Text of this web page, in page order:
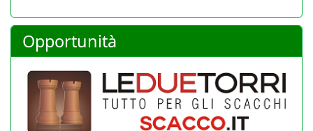
Opportunità